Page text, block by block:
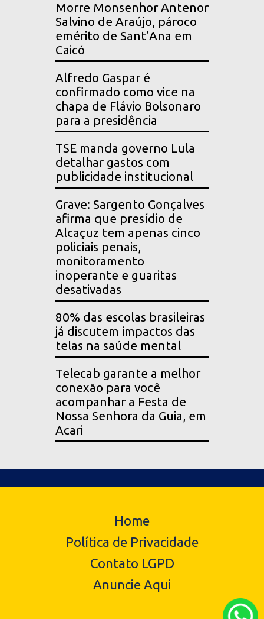
Morre Monsenhor Antenor
Salvino de Araújo, pároco
emérito de Sant’Ana em
Caicó
Alfredo Gaspar é
confirmado como vice na
chapa de Flávio Bolsonaro
para a presidência
TSE manda governo Lula
detalhar gastos com
publicidade institucional
Grave: Sargento Gonçalves
afirma que presídio de
Alcaçuz tem apenas cinco
policiais penais,
monitoramento
inoperante e guaritas
desativadas
80% das escolas brasileiras
já discutem impactos das
telas na saúde mental
Telecab garante a melhor
conexão para você
acompanhar a Festa de
Nossa Senhora da Guia, em
Acari
Home
Política de Privacidade
Contato LGPD
Anuncie Aqui